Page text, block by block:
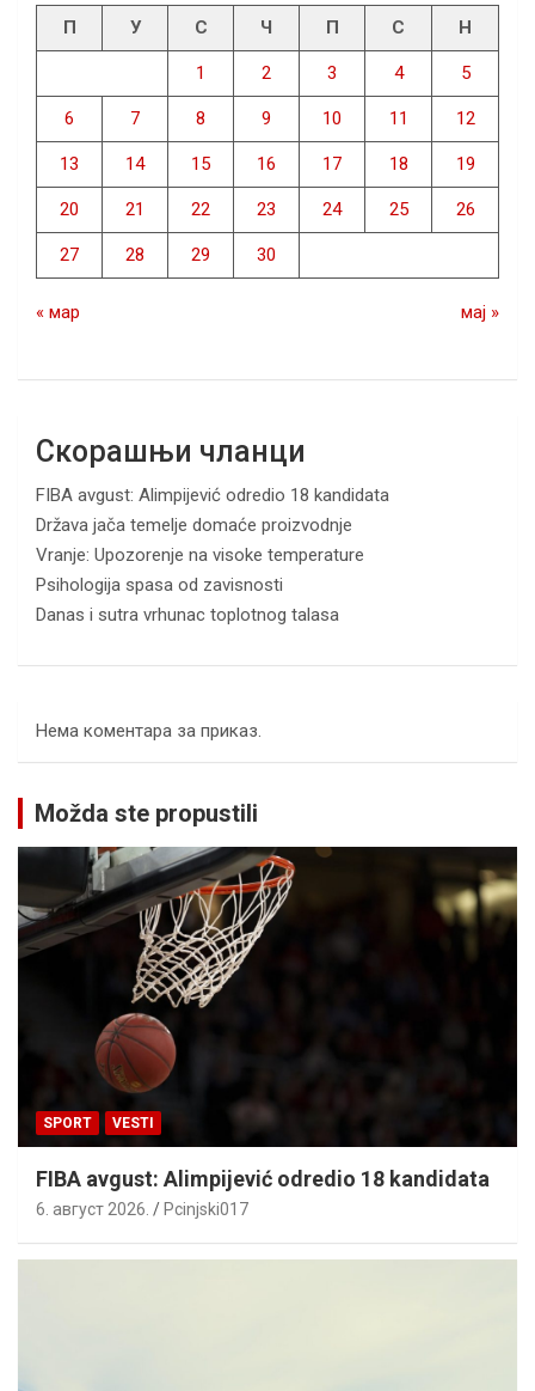
П У С Ч П С Н
1 2 3 4 5
6 7 8 9 10 11 12
13 14 15 16 17 18 19
20 21 22 23 24 25 26
27 28 29 30
« мар мај »
Скорашњи чланци
FIBA avgust: Alimpijević odredio 18 kandidata
Država jača temelje domaće proizvodnje
Vranje: Upozorenje na visoke temperature
Psihologija spasa od zavisnosti
Danas i sutra vrhunac toplotnog talasa
Нема коментара за приказ.
Možda ste propustili
SPORT VESTI
FIBA avgust: Alimpijević odredio 18 kandidata
6. август 2026. Pcinjski017